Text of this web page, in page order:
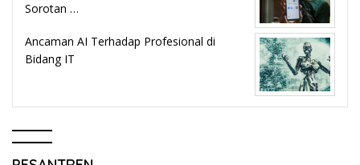
Sorotan …
Ancaman AI Terhadap Profesional di
Bidang IT